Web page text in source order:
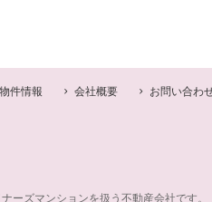
物件情報 会社概要 お問い合わ
ーズマンションを扱う不動産会社です。